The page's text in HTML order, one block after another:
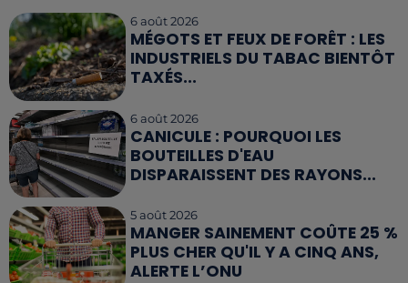
6 août 2026
MÉGOTS ET FEUX DE FORÊT : LES
INDUSTRIELS DU TABAC BIENTÔT
TAXÉS...
6 août 2026
CANICULE : POURQUOI LES
BOUTEILLES D'EAU
DISPARAISSENT DES RAYONS...
5 août 2026
MANGER SAINEMENT COÛTE 25 %
PLUS CHER QU'IL Y A CINQ ANS,
ALERTE L’ONU